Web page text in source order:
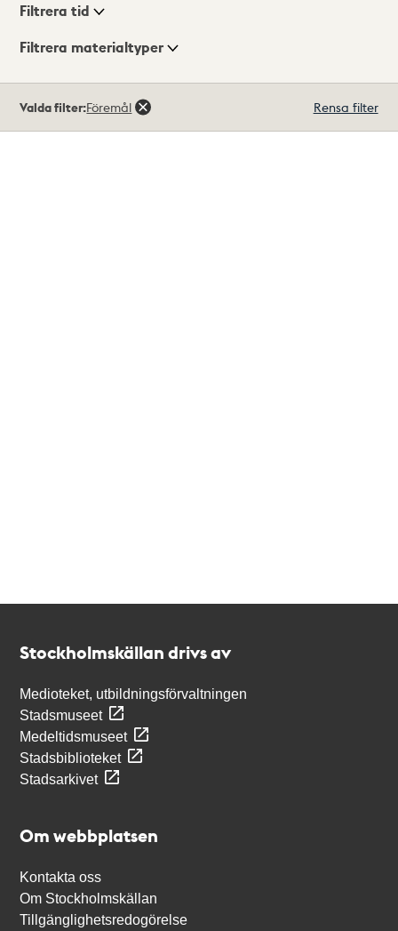
Visningsläge
Filtrera tid
Filtrera materialtyper
träffar
Valda filter:Föremål Rensa filter
Stockholmskällan drivs av
Medioteket, utbildningsförvaltningen
Stadsmuseet
Medeltidsmuseet
Stadsbiblioteket
Stadsarkivet
Om webbplatsen
Kontakta oss
Om Stockholmskällan
Tillgänglighetsredogörelse